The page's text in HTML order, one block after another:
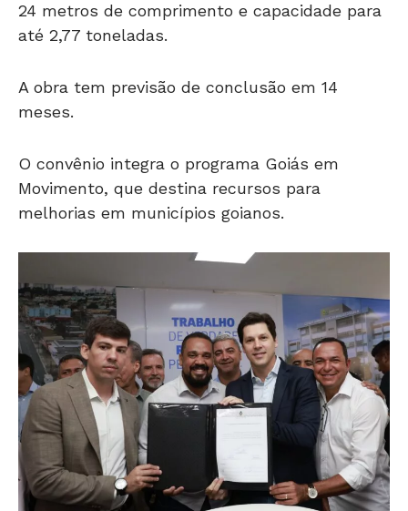
24 metros de comprimento e capacidade para
até 2,77 toneladas.
A obra tem previsão de conclusão em 14
meses.
O convênio integra o programa Goiás em
Movimento, que destina recursos para
melhorias em municípios goianos.